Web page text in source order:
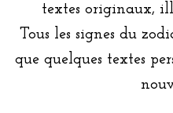
textes originaux,
Tous les signes du
que quelques textes